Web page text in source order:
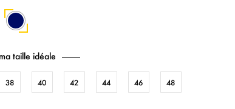
taille idéale
38 40 42 44 46 48